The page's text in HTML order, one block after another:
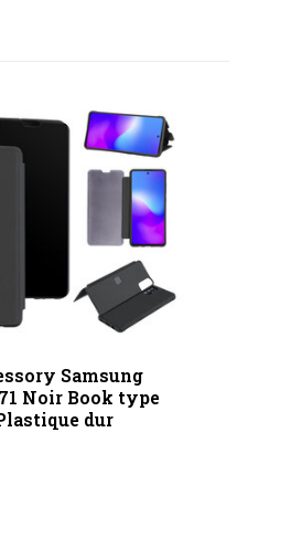
Samsung
Noir Book type
dur